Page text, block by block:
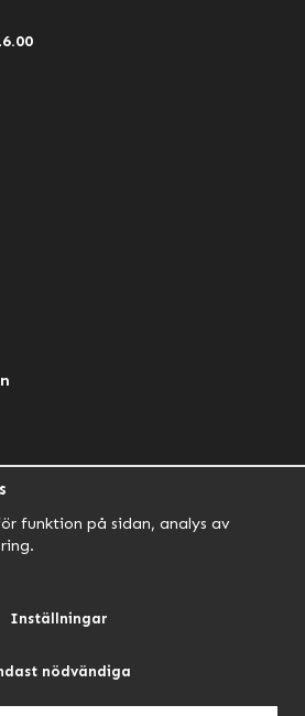
NORDIK HUNTNORDIK OUTDOOR
funktion på sidan, analys av
Inställningar
nödvändiga